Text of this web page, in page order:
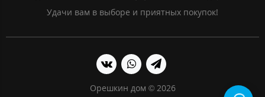
Удачи вам в выборе и приятных покупок!
Орешкин дом © 2026